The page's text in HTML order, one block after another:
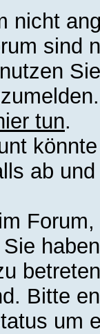
nicht
sind
tun.
ab
Bitte
um